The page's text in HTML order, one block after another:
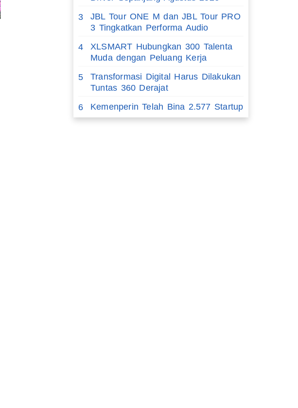
3
JBL Tour ONE M dan JBL Tour PRO
3 Tingkatkan Performa Audio
4
XLSMART Hubungkan 300 Talenta
Muda dengan Peluang Kerja
5
Transformasi Digital Harus Dilakukan
Tuntas 360 Derajat
6
Kemenperin Telah Bina 2.577 Startup